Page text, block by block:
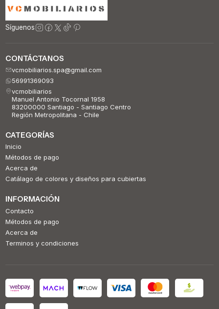
Síguenos
CONTÁCTANOS
vcmobiliarios.spa@gmail.com
56991369093
vcmobiliarios
Manuel Antonio Tocornal 1958
83200000 Santiago - Santiago Centro
Región Metropolitana - Chile
CATEGORÍAS
Inicio
Métodos de pago
Acerca de
Catálago de colores y diseños para cubiertas
INFORMACIÓN
Contacto
Métodos de pago
Acerca de
Terminos y condiciones